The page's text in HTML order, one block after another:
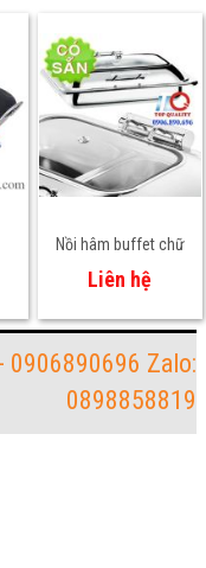
Nồi hâm buffet chữ
nhật nắp kính 9 lít
Liên hệ
0906890696 Zalo:
0898858819